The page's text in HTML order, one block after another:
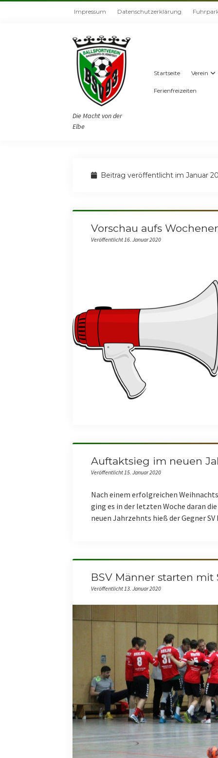
Impressum Datenschutzerklärung
Die Macht von der
Elbe
Startseite Verein
Ferienfreizeiten
Beitrag veröffentlicht im Januar
Vorschau aufs
Veröffentlicht 16. Januar 2020
Auftaktsieg im neuen
Veröffentlicht 15. Januar 2020
Nach einem erfolgreichen
ging es in der letzten Woche daran
neuen Jahrzehnts hieß der Gegner
BSV Männer starten mit
Veröffentlicht 13. Januar 2020